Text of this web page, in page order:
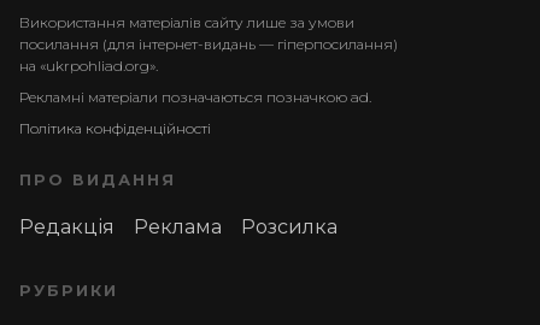
Використання матеріалів сайту лише за умови
посилання (для інтернет-видань — гіперпосилання)
на «ukrpohliad.org».
Рекламні матеріали позначаються позначкою ad.
Політика конфіденційності
ПРО ВИДАННЯ
Редакція Реклама Розсилка
РУБРИКИ